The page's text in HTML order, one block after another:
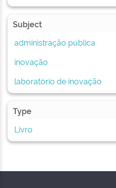
Subject
administração pública
inovação
laboratório de inovação
Type
Livro